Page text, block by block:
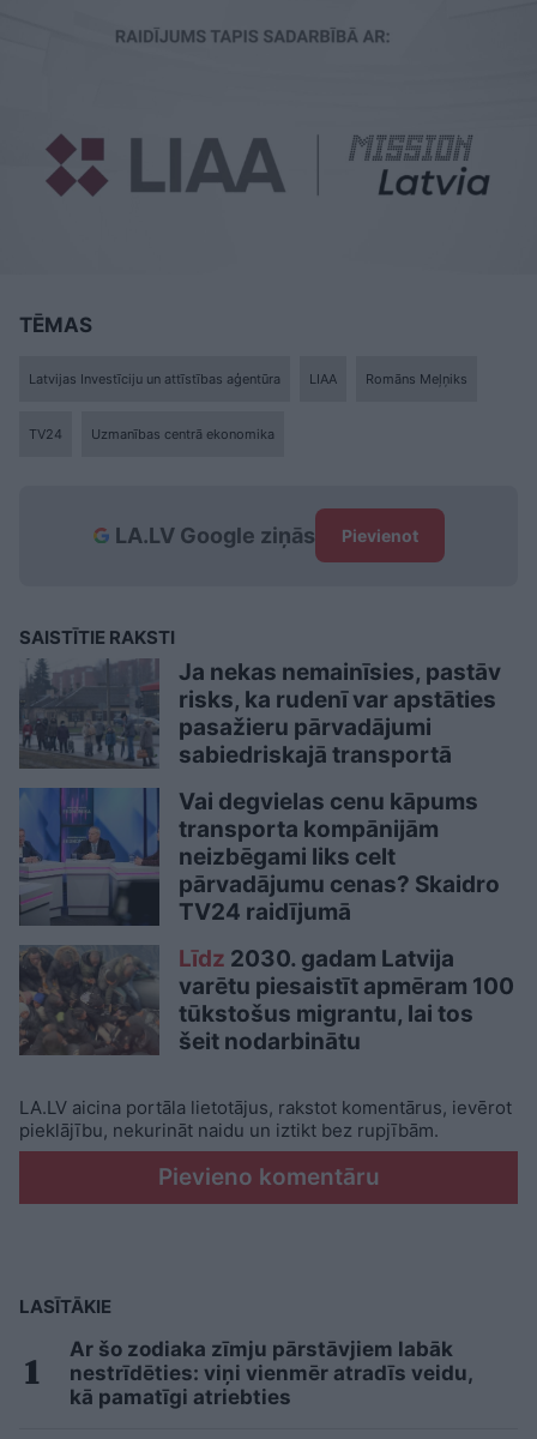
TĒMAS
Latvijas Investīciju un attīstības aģentūra LIAA Romāns Meļņiks
TV24 Uzmanības centrā ekonomika
LA.LV Google ziņās Pievienot
SAISTĪTIE RAKSTI
Ja nekas nemainīsies, pastāv
risks, ka rudenī var apstāties
pasažieru pārvadājumi
sabiedriskajā transportā
Vai degvielas cenu kāpums
transporta kompānijām
neizbēgami liks celt
pārvadājumu cenas? Skaidro
TV24 raidījumā
Līdz 2030. gadam Latvija
varētu piesaistīt apmēram 100
tūkstošus migrantu, lai tos
šeit nodarbinātu
LA.LV aicina portāla lietotājus, rakstot komentārus, ievērot
pieklājību, nekurināt naidu un iztikt bez rupjībām.
Pievieno komentāru
LASĪTĀKIE
Ar šo zodiaka zīmju pārstāvjiem labāk
nestrīdēties: viņi vienmēr atradīs veidu,
kā pamatīgi atriebties